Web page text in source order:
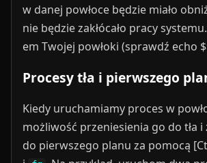
w danej powłoce będzie miało
nie będzie zakłócało pracy
em Twojej powłoki (sprawdź echo
Procesy tła i pierwszego
Kiedy uruchamiamy proces w
możliwość przeniesienia go do tła
do pierwszego planu za pomocą